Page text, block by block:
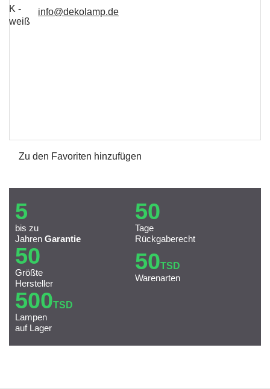
info@dekolamp.de
Zu den Favoriten hinzufügen
5
bis zu
Jahren Garantie
50
Tage
Rückgaberecht
50
Größte
Hersteller
50TSD
Warenarten
500TSD
Lampen
auf Lager